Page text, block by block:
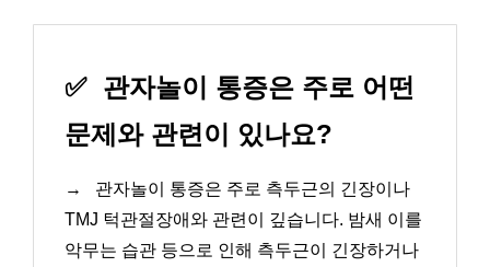
✅ 관자놀이 통증은 주로 어떤
문제와 관련이 있나요?
→
관자놀이 통증은 주로 측두근의 긴장이나
TMJ 턱관절장애와 관련이 깊습니다. 밤새 이를
악무는 습관 등으로 인해 측두근이 긴장하거나